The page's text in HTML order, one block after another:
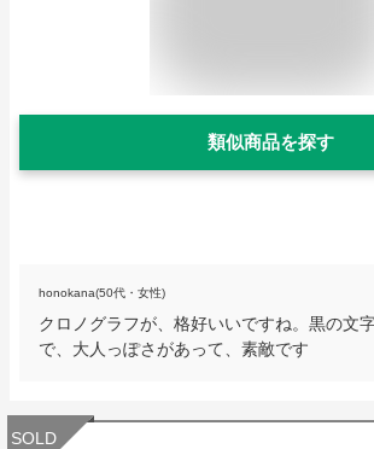
類似商品を探す
honokana(50代・女性)
クロノグラフが、格好いいですね。黒の文
で、大人っぽさがあって、素敵です
SOLD